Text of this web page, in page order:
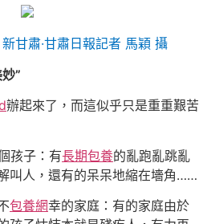
甘肅·甘肅日報記者 馬穎 攝
”
辦起來了，而這似乎只是重重艱苦
孩子：有長期包養的亂跑亂跳亂
叫人，還有的呆呆地縮在墻角……
包養網幸的家庭：有的家庭由於